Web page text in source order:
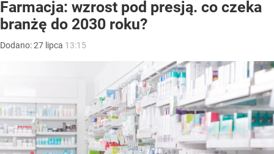
Farmacja: wzrost pod presją. co czeka
branżę do 2030 roku?
Dodano:27 lipca 13:15